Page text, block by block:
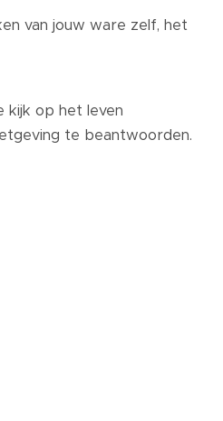
van jouw ware zelf, het
kijk op het leven
te beantwoorden.